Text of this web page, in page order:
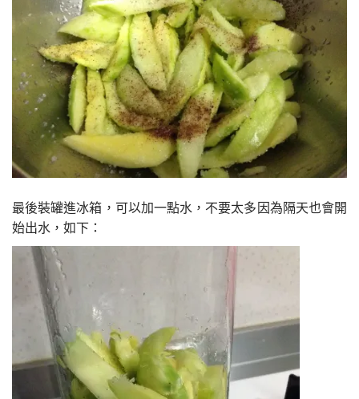
最後裝罐進冰箱，可以加一點水，不要太多因為隔天也會開
始出水，如下：